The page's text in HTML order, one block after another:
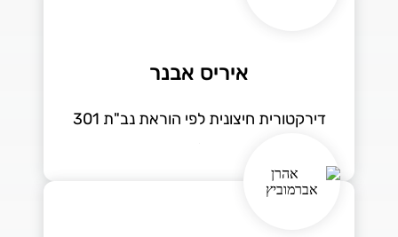
איריס אבנר
דירקטורית חיצונית לפי הוראת נב"ת 301